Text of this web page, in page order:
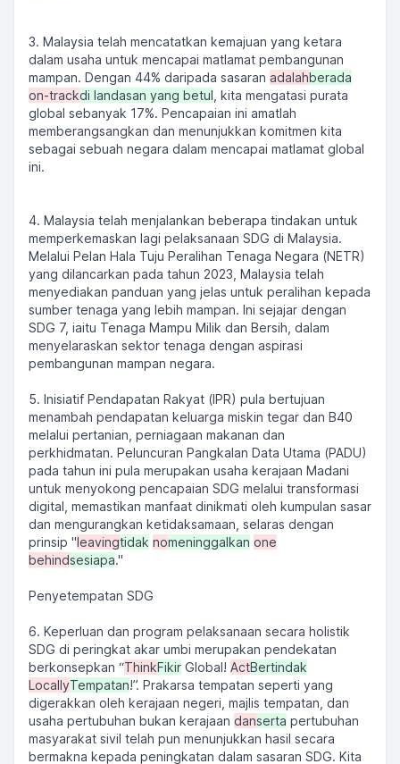
3. Malaysia telah mencatatkan kemajuan yang ketara
dalam usaha untuk mencapai matlamat pembangunan
mampan. Dengan 44% daripada sasaran adalahberada
on-trackdi landasan yang betul , kita mengatasi purata
global sebanyak 17%. Pencapaian ini amatlah
memberangsangkan dan menunjukkan komitmen kita
sebagai sebuah negara dalam mencapai matlamat global
ini.
4. Malaysia telah menjalankan beberapa tindakan untuk
memperkemaskan lagi pelaksanaan SDG di Malaysia.
Melalui Pelan Hala Tuju Peralihan Tenaga Negara (NETR)
yang dilancarkan pada tahun 2023, Malaysia telah
menyediakan panduan yang jelas untuk peralihan kepada
sumber tenaga yang lebih mampan. Ini sejajar dengan
SDG 7, iaitu Tenaga Mampu Milik dan Bersih, dalam
menyelaraskan sektor tenaga dengan aspirasi
pembangunan mampan negara.
5. Inisiatif Pendapatan Rakyat (IPR) pula bertujuan
menambah pendapatan keluarga miskin tegar dan B40
melalui pertanian, perniagaan makanan dan
perkhidmatan. Peluncuran Pangkalan Data Utama (PADU)
pada tahun ini pula merupakan usaha kerajaan Madani
untuk menyokong pencapaian SDG melalui transformasi
digital, memastikan manfaat dinikmati oleh kumpulan sasar
dan mengurangkan ketidaksamaan, selaras dengan
prinsip "leavingtidak nomeninggalkan one
behindsesiapa."
Penyetempatan SDG
6. Keperluan dan program pelaksanaan secara holistik
SDG di peringkat akar umbi merupakan pendekatan
berkonsepkan “ThinkFikir Global! ActBertindak
LocallyTempatan!”. Prakarsa tempatan seperti yang
digerakkan oleh kerajaan negeri, majlis tempatan, dan
usaha pertubuhan bukan kerajaan danserta pertubuhan
masyarakat sivil telah pun menunjukkan hasil secara
bermakna kepada peningkatan dalam sasaran SDG. Kita